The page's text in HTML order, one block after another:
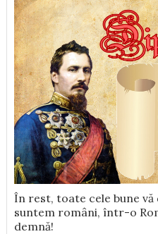
În rest, toate cele bune vă
suntem români, într-o
demnă!